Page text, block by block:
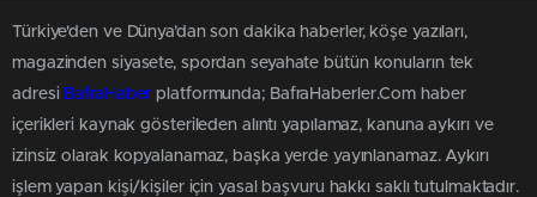
Türkiye'den ve Dünya’dan son dakika haberler, köşe yazıları,
magazinden siyasete, spordan seyahate bütün konuların tek
adresi BafraHaber platformunda; BafraHaberler.Com haber
içerikleri kaynak gösterileden alıntı yapılamaz, kanuna aykırı ve
izinsiz olarak kopyalanamaz, başka yerde yayınlanamaz. Aykırı
işlem yapan kişi/kişiler için yasal başvuru hakkı saklı tutulmaktadır.